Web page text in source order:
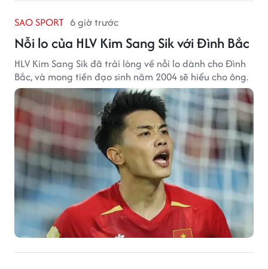
SAO SPORT 6 giờ trước
Nỗi lo của HLV Kim Sang Sik với Đình Bắc
HLV Kim Sang Sik đã trải lòng về nỗi lo dành cho Đình
Bắc, và mong tiền đạo sinh năm 2004 sẽ hiểu cho ông.